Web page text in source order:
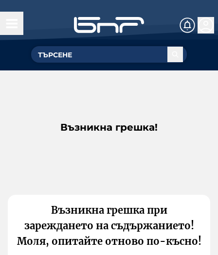
Възникна грешка!
Възникна грешка при
зареждането на съдържанието!
Моля, опитайте отново по-късно!